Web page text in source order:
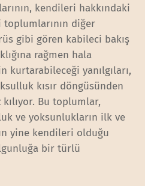
kendileri hakkındaki
diğer
gibi gören kabileci bakış
rağmen hala
yanılgıları,
kısır döngüsünden
Bu toplumlar,
ve yoksunlukların ilk ve
yine kendileri olduğu
bir türlü